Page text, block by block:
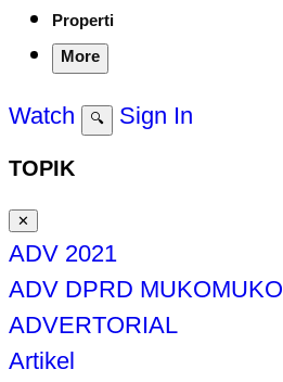
Properti
More
Watch 🔍 Sign In
TOPIK
✕
ADV 2021
ADV DPRD MUKOMUKO
ADVERTORIAL
Artikel